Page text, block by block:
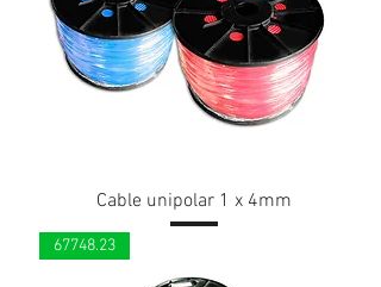
Cable unipolar 1 x 4mm
67748.23